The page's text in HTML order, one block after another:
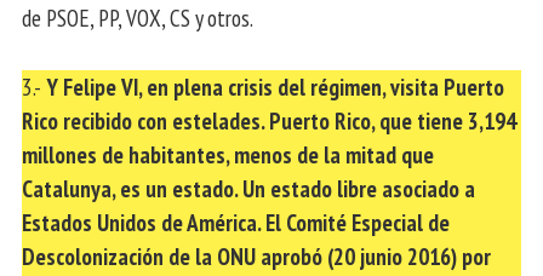
de PSOE, PP, VOX, CS y otros.
3.- Y Felipe VI, en plena crisis del régimen, visita Puerto
Rico recibido con estelades. Puerto Rico, que tiene 3,194
millones de habitantes, menos de la mitad que
Catalunya, es un estado. Un estado libre asociado a
Estados Unidos de América. El Comité Especial de
Descolonización de la ONU aprobó (20 junio 2016) por